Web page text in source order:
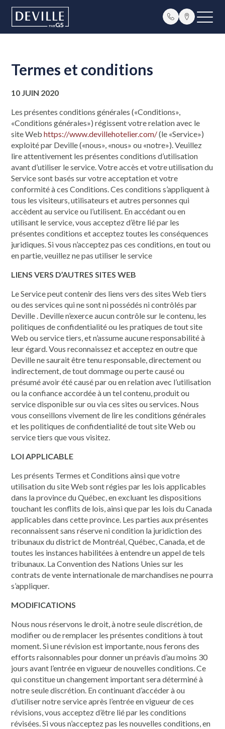
Termes et conditions
10 JUIN 2020
Les présentes conditions générales («Conditions»,
«Conditions générales») régissent votre relation avec le
site Webhttps://www.devillehotelier.com/(le «Service»)
exploité par Deville («nous», «nous» ou «notre»). Veuillez
lire attentivement les présentes conditions d’utilisation
avant d’utiliser le service. Votre accès et votre utilisation du
Service sont basés sur votre acceptation et votre
conformité à ces Conditions. Ces conditions s’appliquent à
tous les visiteurs, utilisateurs et autres personnes qui
accèdent au service ou l’utilisent. En accédant ou en
utilisant le service, vous acceptez d’être lié par les
présentes conditions et acceptez toutes les conséquences
juridiques. Si vous n’acceptez pas ces conditions, en tout ou
en partie, veuillez ne pas utiliser le service
LIENS VERS D’AUTRES SITES WEB
Le Service peut contenir des liens vers des sites Web tiers
ou des services qui ne sont ni possédés ni contrôlés par
Deville . Deville n’exerce aucun contrôle sur le contenu, les
politiques de confidentialité ou les pratiques de tout site
Web ou service tiers, et n’assume aucune responsabilité à
leur égard. Vous reconnaissez et acceptez en outre que
Deville ne saurait être tenu responsable, directement ou
indirectement, de tout dommage ou perte causé ou
présumé avoir été causé par ou en relation avec l’utilisation
ou la confiance accordée à un tel contenu, produit ou
service disponible sur ou via ces sites ou services. Nous
vous conseillons vivement de lire les conditions générales
et les politiques de confidentialité de tout site Web ou
service tiers que vous visitez.
LOI APPLICABLE
Les présents Termes et Conditions ainsi que votre
utilisation du site Web sont régies par les lois applicables
dans la province du Québec, en excluant les dispositions
touchant les conflits de lois, ainsi que par les lois du Canada
applicables dans cette province. Les parties aux présentes
reconnaissent sans réserve ni condition la juridiction des
tribunaux du district de Montréal, Québec, Canada, et de
toutes les instances habilitées à entendre un appel de tels
tribunaux. La Convention des Nations Unies sur les
contrats de vente internationale de marchandises ne pourra
s’appliquer.
MODIFICATIONS
Nous nous réservons le droit, à notre seule discrétion, de
modifier ou de remplacer les présentes conditions à tout
moment. Si une révision est importante, nous ferons des
efforts raisonnables pour donner un préavis d’au moins 30
jours avant l’entrée en vigueur de nouvelles conditions. Ce
qui constitue un changement important sera déterminé à
notre seule discrétion. En continuant d’accéder à ou
d’utiliser notre service après l’entrée en vigueur de ces
révisions, vous acceptez d’être lié par les conditions
révisées. Si vous n’acceptez pas les nouvelles conditions, en